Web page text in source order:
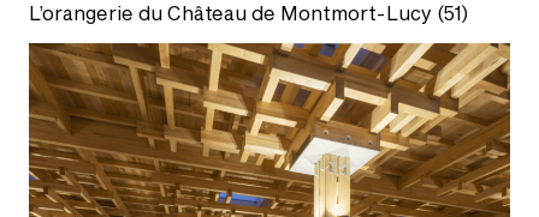
L’orangerie du Château de Montmort-Lucy (51)